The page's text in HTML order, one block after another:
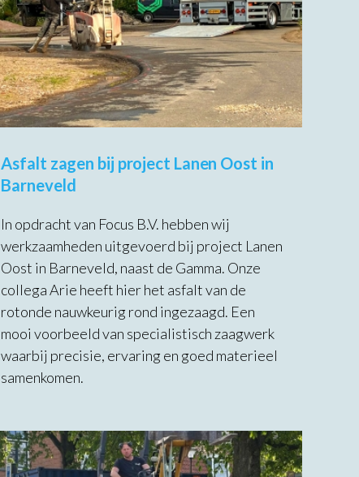
Asfalt zagen bij project Lanen Oost in
Barneveld
In opdracht van Focus B.V. hebben wij
werkzaamheden uitgevoerd bij project Lanen
Oost in Barneveld, naast de Gamma. Onze
collega Arie heeft hier het asfalt van de
rotonde nauwkeurig rond ingezaagd. Een
mooi voorbeeld van specialistisch zaagwerk
waarbij precisie, ervaring en goed materieel
samenkomen.